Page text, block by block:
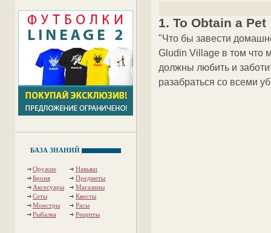
БАЗА ЗНАНИЙ
Оружие
Навыки
Броня
Предметы
Аксесуары
Магазины
Сеты
Квесты
Монстры
Расы
Рыбалка
Рецепты
1. To Obtain a Pet
"Что бы завести
Gludin Village в том что
должны любить и
разабраться со всеми